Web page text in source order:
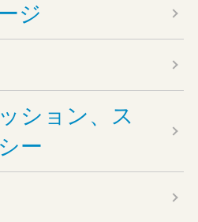
ジ
ション、ス
ー